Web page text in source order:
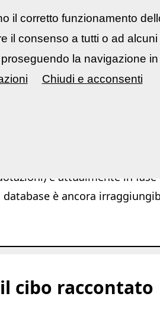
▼ Mostre Eventi▼
è attualmente in
è ancora
cibo raccontato
il corretto funzionamento
il consenso a tutti o ad
la navigazione
Chiudi e acconsenti